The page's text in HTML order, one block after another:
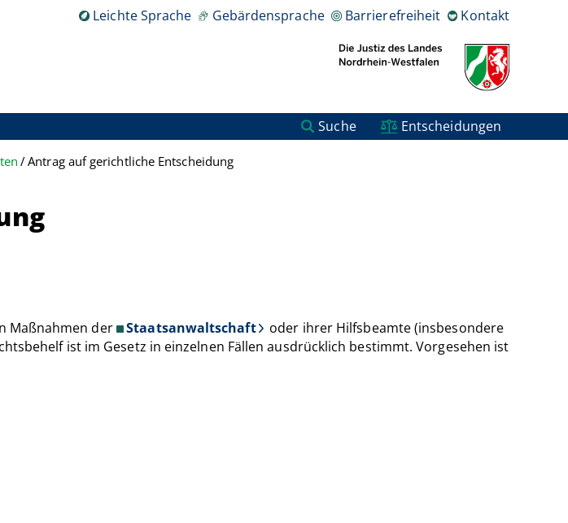
Leichte Sprache Gebärdensprache Barrierefreiheit Kontakt
Suche Entscheidungen
Antrag auf gerichtliche Entscheidung
Maßnahmen der Staatsanwaltschaft
oder ihrer Hilfsbeamte (insbesondere
ist im Gesetz in einzelnen Fällen ausdrücklich bestimmt. Vorgesehen ist